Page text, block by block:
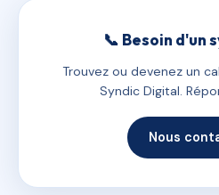
📞 Besoin d'un
Trouvez ou devenez un
Syndic Digital.
Nous